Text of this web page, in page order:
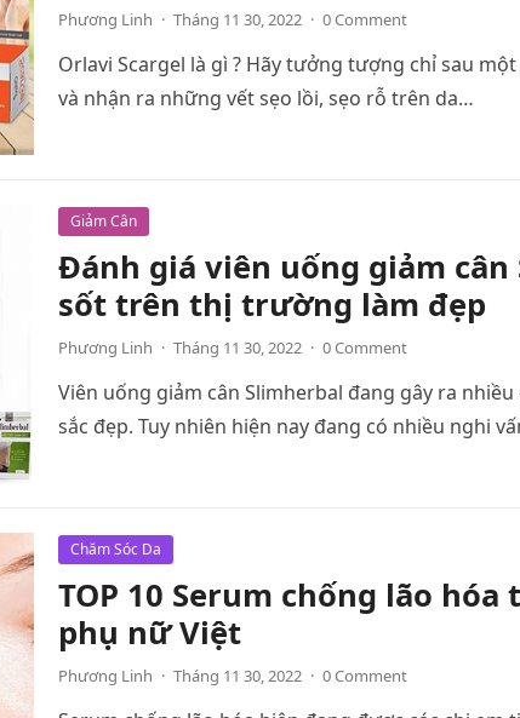
Phương Linh · Tháng 11 30, 2022 · 0 Comment
Orlavi Scargel là gì ? Hãy tưởng tượng chỉ sau
và nhận ra những vết sẹo lồi, sẹo rỗ trên da…
Giảm Cân
Đánh giá viên uống giảm
sốt trên thị trường làm đẹp
Phương Linh · Tháng 11 30, 2022 · 0 Comment
Viên uống giảm cân Slimherbal đang gây ra
sắc đẹp. Tuy nhiên hiện nay đang có nhiều nghi
Chăm Sóc Da
TOP 10 Serum chống lão
phụ nữ Việt
Phương Linh · Tháng 11 30, 2022 · 0 Comment